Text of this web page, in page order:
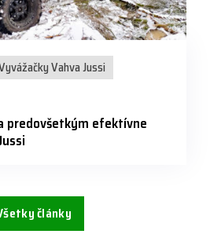
Vahva Jussi
predovšetkým efektívne
články